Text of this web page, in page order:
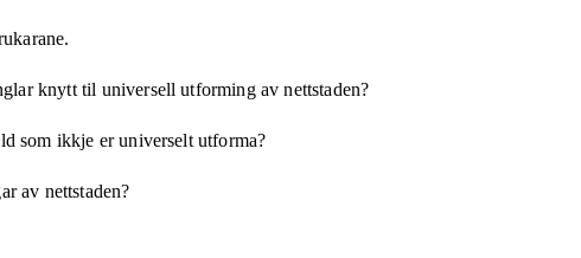
knytt til universell utforming av nettstaden?
som ikkje er universelt utforma?
av nettstaden?